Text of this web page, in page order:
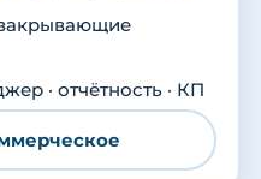
· отчётность · КП